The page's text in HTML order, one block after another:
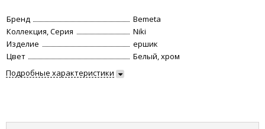
Бренд
Bemeta
Коллекция, Серия
Niki
Изделие
ершик
Цвет
Белый, хром
Подробные характеристики